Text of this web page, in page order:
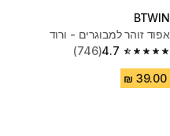
BTWIN
אפוד זוהר למבוגרים - ורוד
4.7
4.7 out of 5 stars from 746 reviews
(746)